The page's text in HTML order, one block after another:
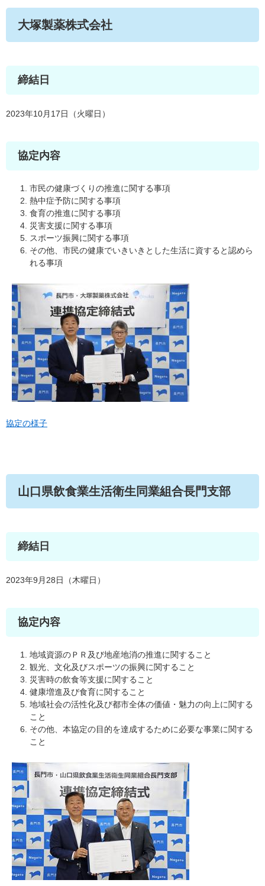
大塚製薬株式会社
締結日
2023年10月17日（火曜日）
協定内容
市民の健康づくりの推進に関する事項
熱中症予防に関する事項
食育の推進に関する事項
災害支援に関する事項
スポーツ振興に関する事項
その他、市民の健康でいきいきとした生活に資すると認めら
れる事項
協定の様子
山口県飲食業生活衛生同業組合長門支部
締結日
2023年9月28日（木曜日）
協定内容
地域資源のＰＲ及び地産地消の推進に関すること
観光、文化及びスポーツの振興に関すること
災害時の飲食等支援に関すること
健康増進及び食育に関すること
地域社会の活性化及び都市全体の価値・魅力の向上に関する
こと
その他、本協定の目的を達成するために必要な事業に関する
こと